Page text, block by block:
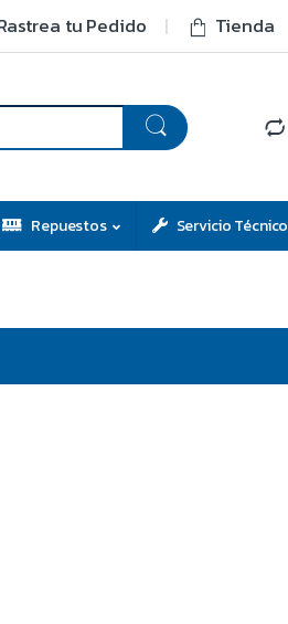
tu Pedido Tienda
Repuestos Servicio Técnico